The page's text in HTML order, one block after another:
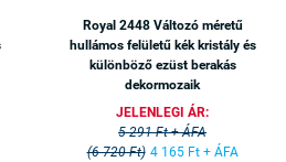
Royal 2448 Változó méretű
hullámos felületű kék kristály és
különböző ezüst berakás
dekormozaik
JELENLEGI ÁR:
5 291 Ft + ÁFA
(6 720 Ft) 4 165 Ft + ÁFA